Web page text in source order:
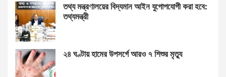
তথ্য মন্ত্রণালয়ের বিদ্যমান আইন যুগোপযোগী করা হবে:
তথ্যমন্ত্রী
২৪ ঘণ্টায় হামের উপসর্গে আরও ৭ শিশুর মৃত্যু